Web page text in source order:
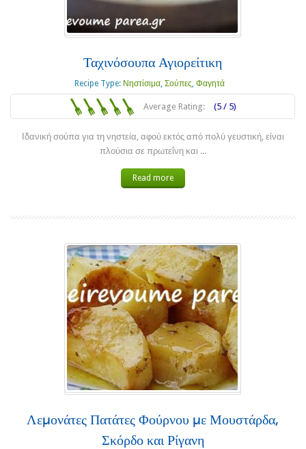
Ταχινόσουπα Αγιορείτικη
Recipe Type: Νηστίσιμα, Σούπες, Φαγητά
Average Rating: (5 / 5)
Ιδανική σούπα για τη νηστεία, αφού εκτός από πολύ γευστική, είναι
πλούσια σε πρωτεΐνη και ...
Read more
Λεμονάτες Πατάτες Φούρνου με Μουστάρδα,
Σκόρδο και Ρίγανη